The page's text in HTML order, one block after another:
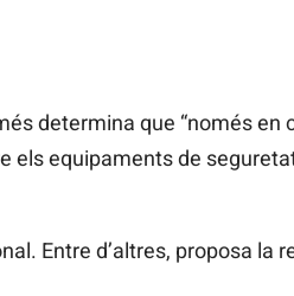
determina que “només en
els equipaments de
Entre d’altres, proposa la